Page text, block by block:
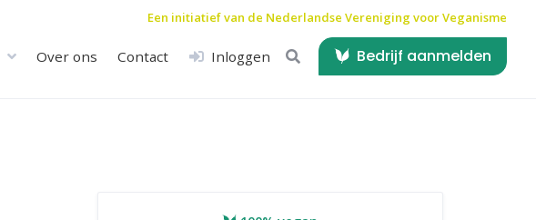
Een initiatief van de Nederlandse Vereniging voor Veganisme
Over ons Contact Inloggen Bedrijf aanmelden